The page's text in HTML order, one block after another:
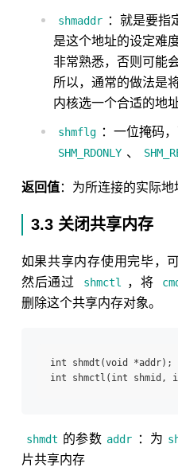
shmaddr ：就是要指
是这个地址的设定难
非常熟悉，否则可能
所以，通常的做法是
内核选一个合适的地址
shmflg ：一位掩码，
SHM_RDONLY 、
返回值：为所连接的实际地
3.3 关闭共享内存
如果共享内存使用完毕，
然后通过
shmctl ，将
删除这个共享内存对象。
int shmdt(void *addr);
shmdt 的参数 addr ：为
片共享内存